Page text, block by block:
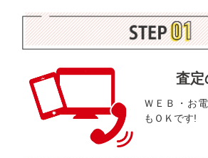
査定
ＷＥＢ・お
もＯＫです!